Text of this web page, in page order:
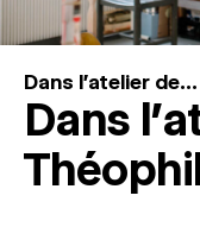
Dans l'atelier de...
Dans